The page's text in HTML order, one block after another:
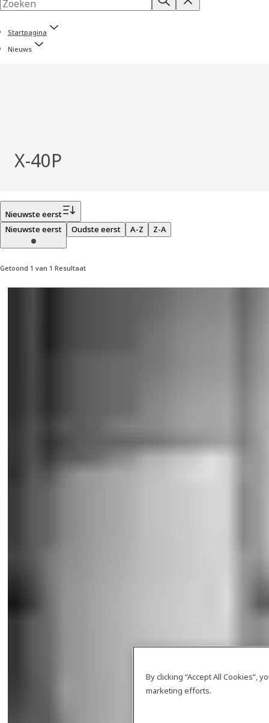
Startpagina
Nieuws
X‑40P
Nieuwste eerst
Nieuwste eerst
Oudste eerst A-Z Z-A
Getoond 1 van 1 Resultaat
By clicking “Accept All Cookies”,
marketing efforts.